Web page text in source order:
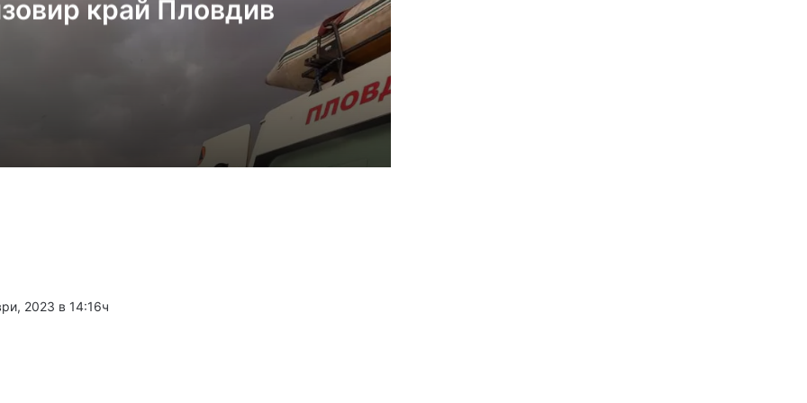
край Пловдив
Пожарникари спасиха дете от водите на язовир край Пловдив
2026
2026
2023 в 14:16ч